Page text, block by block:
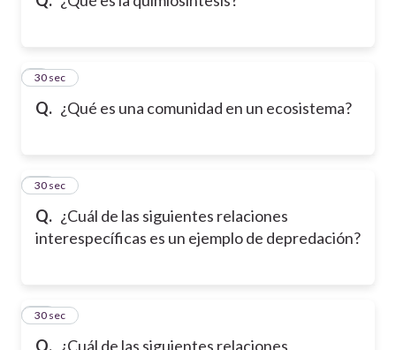
Q. ¿Qué es una comunidad en un ecosistema?
9
30 sec
Q. ¿Cuál de las siguientes relaciones
interespecíficas es un ejemplo de depredación?
10
30 sec
Q. ¿Cuál de las siguientes relaciones
11
30 sec